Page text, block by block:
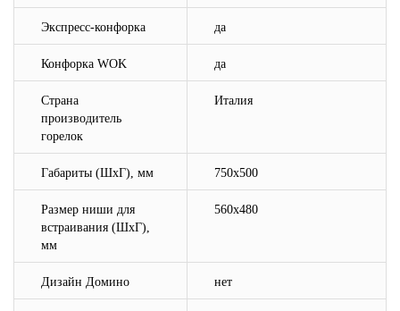
Экспресс-конфорка да
Конфорка WOK да
Страна
производитель
горелок
Италия
Габариты (ШхГ), мм 750х500
Размер ниши для
встраивания (ШхГ),
мм
560х480
Дизайн Домино нет